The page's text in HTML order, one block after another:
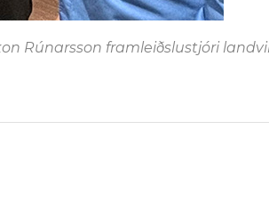
Rúnarsson framleiðslustjóri